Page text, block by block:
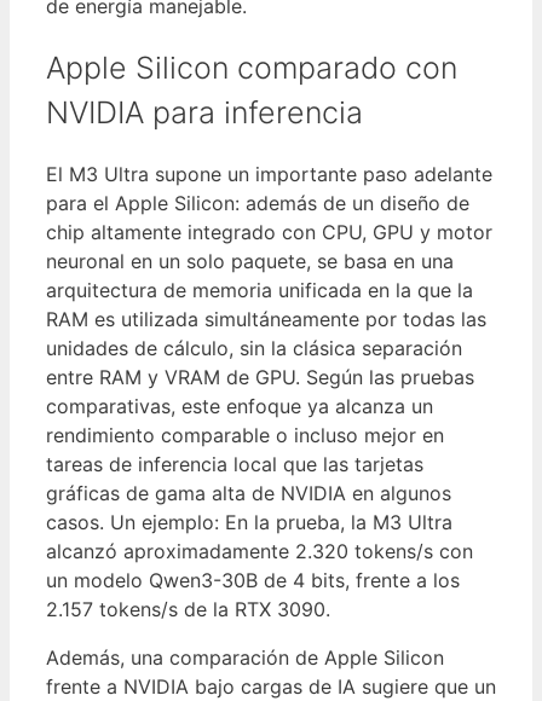
de energía manejable.
Apple Silicon comparado con
NVIDIA para inferencia
El M3 Ultra supone un importante paso adelante
para el Apple Silicon: además de un diseño de
chip altamente integrado con CPU, GPU y motor
neuronal en un solo paquete, se basa en una
arquitectura de memoria unificada en la que la
RAM es utilizada simultáneamente por todas las
unidades de cálculo, sin la clásica separación
entre RAM y VRAM de GPU. Según las pruebas
comparativas, este enfoque ya alcanza un
rendimiento comparable o incluso mejor en
tareas de inferencia local que las tarjetas
gráficas de gama alta de NVIDIA en algunos
casos. Un ejemplo: En la prueba, la M3 Ultra
alcanzó aproximadamente 2.320 tokens/s con
un modelo Qwen3-30B de 4 bits, frente a los
2.157 tokens/s de la RTX 3090.
Además, una comparación de Apple Silicon
frente a NVIDIA bajo cargas de IA sugiere que un